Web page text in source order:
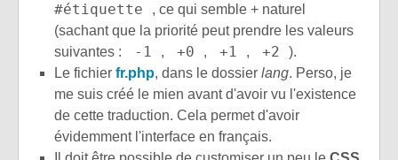
#étiquette
, ce qui semble + naturel
(sachant que la priorité peut prendre les valeurs
suivantes :
-1 , +0 , +1 , +2
).
Le fichier fr.php, dans le dossier lang. Perso, je
me suis créé le mien avant d'avoir vu l'existence
de cette traduction. Cela permet d'avoir
évidemment l'interface en français.